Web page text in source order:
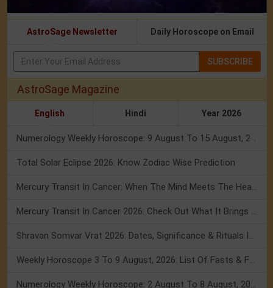
AstroSage Newsletter Daily Horoscope on Email
SUBSCRIBE
AstroSage Magazine
English Hindi Year 2026
Total Solar Eclipse 2026: Know Zodiac Wise Prediction